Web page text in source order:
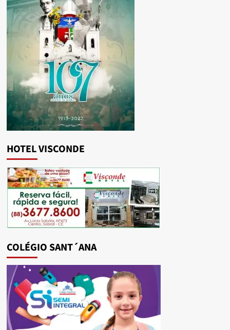
HOTEL VISCONDE
COLÉGIO SANT´ANA